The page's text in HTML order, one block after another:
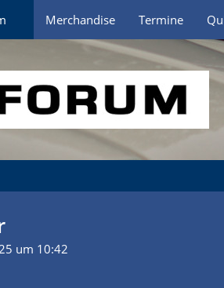
Merchandise Termine
um 10:42